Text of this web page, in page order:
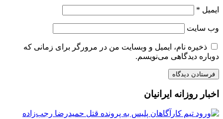
ایمیل *
وب‌ سایت
ذخیره نام، ایمیل و وبسایت من در مرورگر برای زمانی که
دوباره دیدگاهی می‌نویسم.
اخبار روزانه ایرانیان